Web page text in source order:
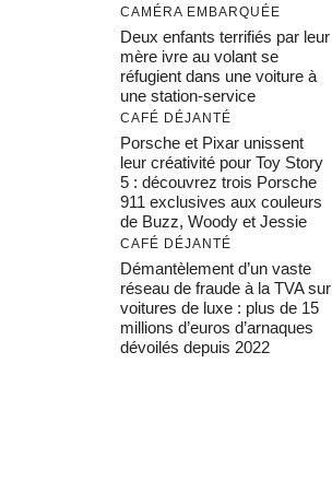
CAMÉRA EMBARQUÉE
Deux enfants terrifiés par leur
mère ivre au volant se
réfugient dans une voiture à
une station-service
CAFÉ DÉJANTÉ
Porsche et Pixar unissent
leur créativité pour Toy Story
5 : découvrez trois Porsche
911 exclusives aux couleurs
de Buzz, Woody et Jessie
CAFÉ DÉJANTÉ
Démantèlement d’un vaste
réseau de fraude à la TVA sur
voitures de luxe : plus de 15
millions d’euros d’arnaques
dévoilés depuis 2022